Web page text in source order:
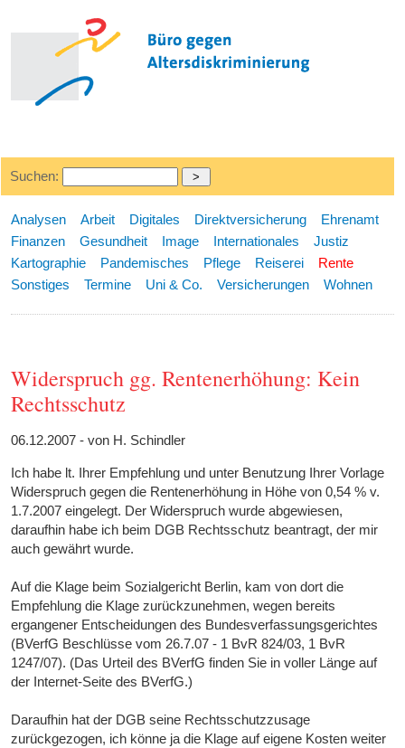
Suchen:
Analysen Arbeit Digitales Direktversicherung
Ehrenamt
Finanzen
Gesundheit Image Internationales
Justiz
Kartographie
Pandemisches Pflege Reiserei
Rente
Sonstiges
Termine Uni & Co. Versicherungen Wohnen
Widerspruch gg. Rentenerhöhung: Kein
Rechtsschutz
06.12.2007 - von H. Schindler
Ich habe lt. Ihrer Empfehlung und unter Benutzung Ihrer Vorlage
Widerspruch gegen die Rentenerhöhung in Höhe von 0,54 % v.
1.7.2007 eingelegt. Der Widerspruch wurde abgewiesen,
daraufhin habe ich beim DGB Rechtsschutz beantragt, der mir
auch gewährt wurde.
Auf die Klage beim Sozialgericht Berlin, kam von dort die
Empfehlung die Klage zurückzunehmen, wegen bereits
ergangener Entscheidungen des Bundesverfassungsgerichtes
(BVerfG Beschlüsse vom 26.7.07 - 1 BvR 824/03, 1 BvR
1247/07). (Das Urteil des BVerfG finden Sie in voller Länge auf
der Internet-Seite des BVerfG.)
Daraufhin hat der DGB seine Rechtsschutzzusage
zurückgezogen, ich könne ja die Klage auf eigene Kosten weiter